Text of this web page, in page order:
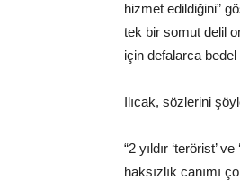
hizmet edildiğini”
tek bir somut delil
için defalarca bedel
Ilıcak, sözlerini
“2 yıldır ‘terörist’
haksızlık canımı